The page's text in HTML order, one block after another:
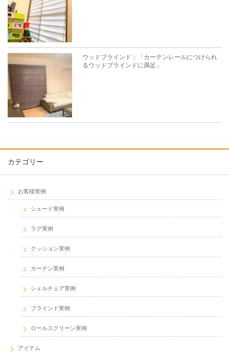
ウッドブラインド：「カーテンレールにつけられ
るウッドブラインドに満足」
カテゴリー
お客様実例
シェード実例
ラグ実例
クッション実例
カーテン実例
シェルチェア実例
ブラインド実例
ロールスクリーン実例
アイテム